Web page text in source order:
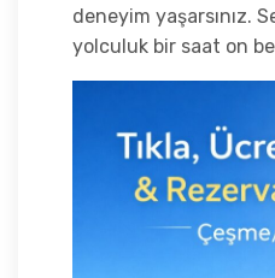
deneyim yaşarsınız.
yolculuk bir saat on